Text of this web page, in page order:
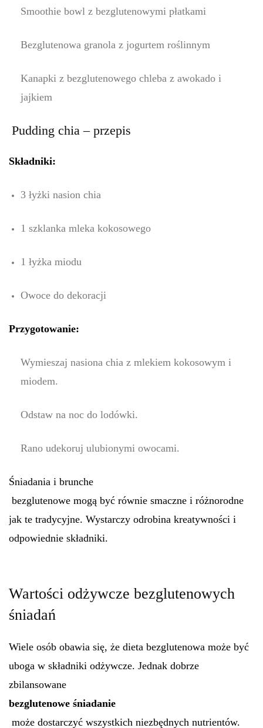
Smoothie bowl z bezglutenowymi płatkami
Bezglutenowa granola z jogurtem roślinnym
Kanapki z bezglutenowego chleba z awokado i
jajkiem
Pudding chia – przepis
Składniki:
3 łyżki nasion chia
1 szklanka mleka kokosowego
1 łyżka miodu
Owoce do dekoracji
Przygotowanie:
Wymieszaj nasiona chia z mlekiem kokosowym i
miodem.
Odstaw na noc do lodówki.
Rano udekoruj ulubionymi owocami.
Śniadania i brunche
bezglutenowe mogą być równie smaczne i różnorodne
jak te tradycyjne. Wystarczy odrobina kreatywności i
odpowiednie składniki.
Wartości odżywcze bezglutenowych
śniadań
Wiele osób obawia się, że dieta bezglutenowa może być
uboga w składniki odżywcze. Jednak dobrze
zbilansowane
bezglutenowe śniadanie
może dostarczyć wszystkich niezbędnych nutrientów.